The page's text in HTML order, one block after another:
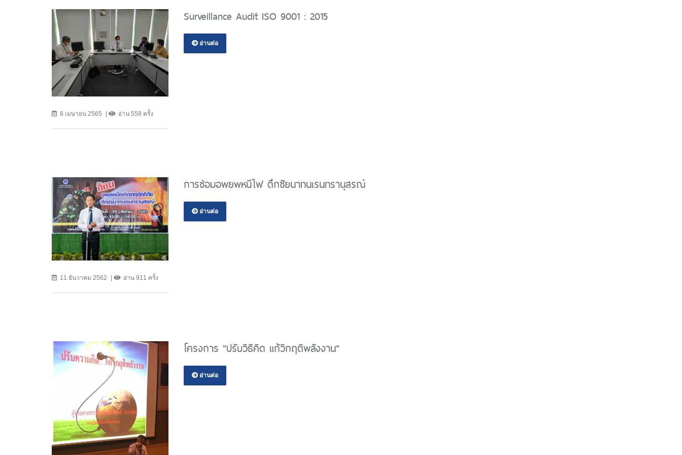
8 เมษายน 2565 อ่าน 558 ครั้ง
Surveillance Audit ISO 9001 : 2015
อ่านต่อ
11 ธันวาคม 2562 อ่าน 911 ครั้ง
การซ่อมอพยพหนีไฟ ตึกชัยนาทนเรนทรานุสรณ์
อ่านต่อ
โครงการ "ปรับวิธีคิด แก้วิกฤติพลังงาน"
อ่านต่อ